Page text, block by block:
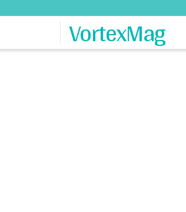
VortexMag